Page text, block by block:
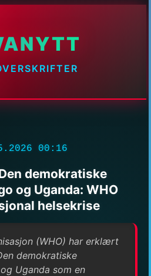
00:16
demokratiske
og Uganda: WHO
helsekrise
(WHO) har erklært
demokratiske
Uganda som en